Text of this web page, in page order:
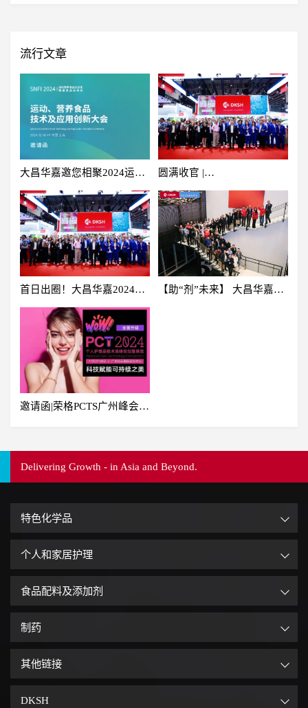
流行文章
大昌华嘉邀您相聚2024运
动、营养食品技术及应用创
新大会！
圆满收官 |
2024CHINACOAT 大昌华嘉
展会亮点回顾
首日出圈！大昌华嘉2024
CHINACOAT火热进行时！
【助“剂”未来】 大昌华嘉&
邀请函|荣格PCTS广州峰会
Delivering Growth - in Asia and Beyond.
特色化学品
个人和家居护理
食品配料及添加剂
制药
其他链接
DKSH